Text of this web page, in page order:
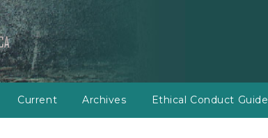
Current Archives Ethical Conduct Guide